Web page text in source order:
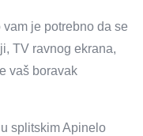
je potrebno da se
TV ravnog ekrana,
vaš boravak
splitskim Apinelo